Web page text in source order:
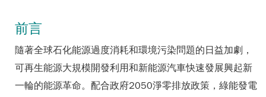
前言
隨著全球石化能源過度消耗和環境污染問題的日益加劇，
可再生能源大規模開發利用和新能源汽車快速發展興起新
一輪的能源革命。配合政府2050淨零排放政策，綠能發電